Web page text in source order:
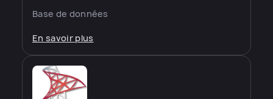
Base de données
En savoir plus